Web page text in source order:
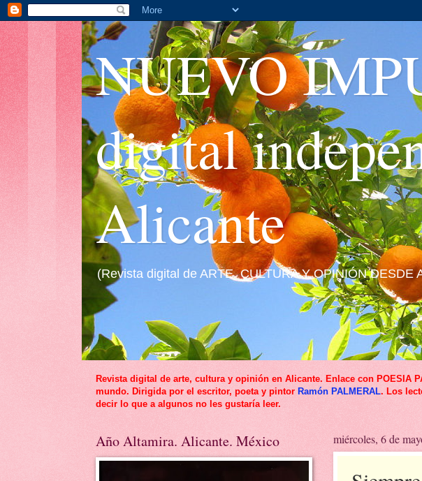
NUEVO
digital
Alicante
(Revista digital de ARTE, CULTURA Y OPINIÓN DESDE
Revista digital de arte, cultura y opinión en Alicante. Enlace con POESIA
mundo. Dirigida por el escritor, poeta y pintor Ramón PALMERAL. Los
decir lo que a algunos no les gustaría leer.
miércoles, 6 de
Año Altamira. Alicante. México